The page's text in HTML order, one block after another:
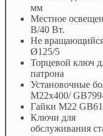
мм
Местное
В/40 Вт.
Не
Ø125/5
Торцевой ключ
патрона
Установочные
M22x400/
Гайки М22
Ключи для
обслуживания